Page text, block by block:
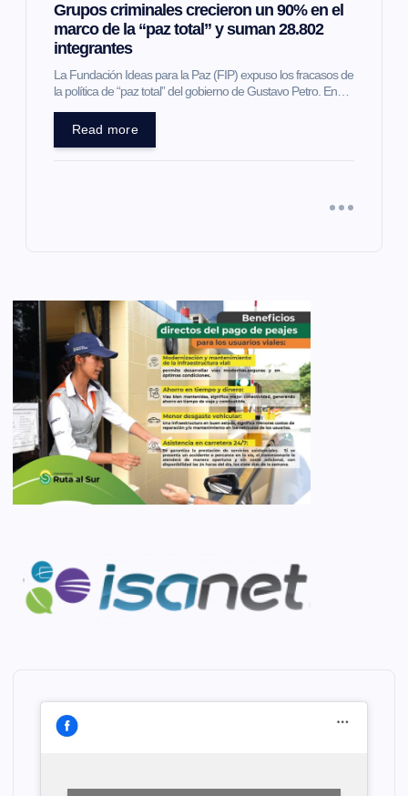
Grupos criminales crecieron un 90% en el
marco de la “paz total” y suman 28.802
integrantes
La Fundación Ideas para la Paz (FIP) expuso los fracasos de
la política de “paz total” del gobierno de Gustavo Petro. En…
Read more